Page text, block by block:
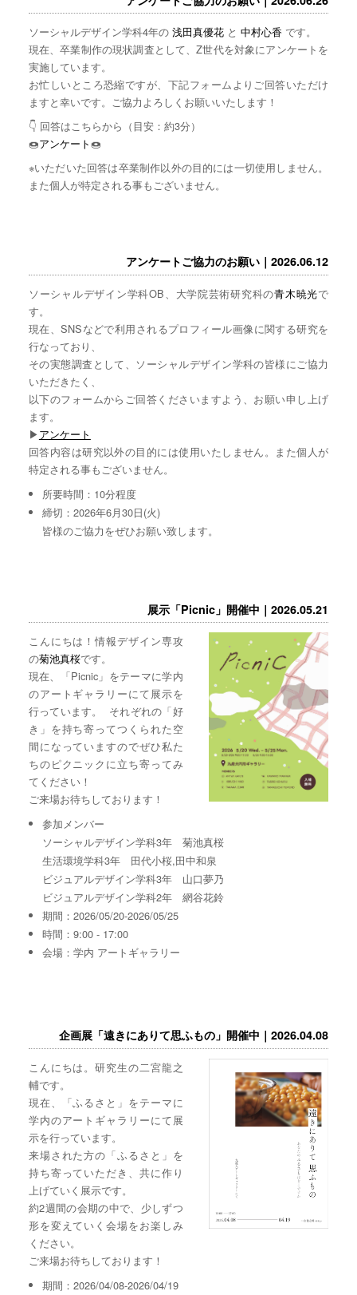
ソーシャルデザイン学科4年の 浅田真優花と 中村心香 です。
現在、卒業制作の現状調査として、Z世代を対象にアンケートを
実施しています。
お忙しいところ恐縮ですが、下記フォームよりご回答いただけ
ますと幸いです。ご協力よろしくお願いいたします！
👇 回答はこちらから（目安：約3分）
🍩アンケート🍩
※いただいた回答は卒業制作以外の目的には一切使用しません。
また個人が特定される事もございません。
アンケートご協力のお願い｜2026.06.12
ソーシャルデザイン学科OB、大学院芸術研究科の青木暁光で
す。
現在、SNSなどで利用されるプロフィール画像に関する研究を
行なっており、
その実態調査として、ソーシャルデザイン学科の皆様にご協力
いただきたく、
以下のフォームからご回答くださいますよう、お願い申し上げ
ます。
▶︎アンケート
回答内容は研究以外の目的には使用いたしません。また個人が
特定される事もございません。
所要時間：10分程度
締切：2026年6月30日(火)
皆様のご協力をぜひお願い致します。
展示「Picnic」開催中｜2026.05.21
こんにちは！情報デザイン専攻
の菊池真桜です。
現在、「Picnic」をテーマに学内
のアートギャラリーにて展示を
行っています。 それぞれの「好
き」を持ち寄ってつくられた空
間になっていますのでぜひ私た
ちのピクニックに立ち寄ってみ
てください！
ご来場お待ちしております！
参加メンバー
ソーシャルデザイン学科3年 菊池真桜
生活環境学科3年 田代小桜,田中和泉
ビジュアルデザイン学科3年 山口夢乃
ビジュアルデザイン学科2年 網谷花鈴
期間：2026/05/20-2026/05/25
時間：9:00 - 17:00
会場：学内 アートギャラリー
企画展「遠きにありて思ふもの」開催中｜2026.04.08
こんにちは。研究生の二宮龍之
輔です。
現在、「ふるさと」をテーマに
学内のアートギャラリーにて展
示を行っています。
来場された方の「ふるさと」を
持ち寄っていただき、共に作り
上げていく展示です。
約2週間の会期の中で、少しずつ
形を変えていく会場をお楽しみ
ください。
ご来場お待ちしております！
期間：2026/04/08-2026/04/19